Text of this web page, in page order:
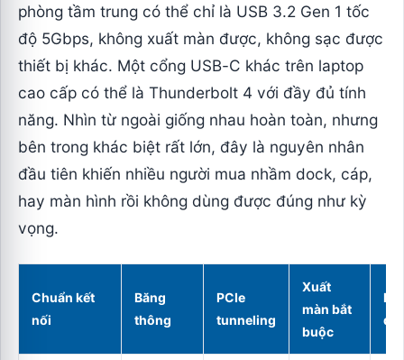
phòng tầm trung có thể chỉ là USB 3.2 Gen 1 tốc
độ 5Gbps, không xuất màn được, không sạc được
thiết bị khác. Một cổng USB-C khác trên laptop
cao cấp có thể là Thunderbolt 4 với đầy đủ tính
năng. Nhìn từ ngoài giống nhau hoàn toàn, nhưng
bên trong khác biệt rất lớn, đây là nguyên nhân
đầu tiên khiến nhiều người mua nhầm dock, cáp,
hay màn hình rồi không dùng được đúng như kỳ
vọng.
Chuẩn kết
nối
Băng
thông
PCIe
tunneling
Xuất
màn bắt
buộc